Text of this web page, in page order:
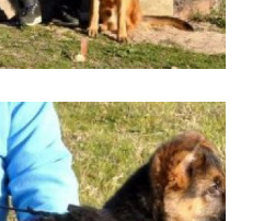
Ampliar